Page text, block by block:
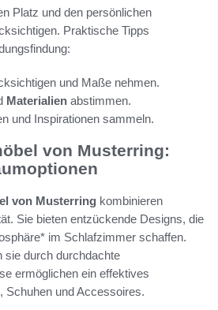
Platz und den persönlichen
Praktische Tipps
und Maße nehmen.
Materialien abstimmen.
und Inspirationen sammeln.
von Musterring:
von Musterring kombinieren
Sie bieten entzückende Designs, die
im Schlafzimmer schaffen.
sie durch durchdachte
ermöglichen ein effektives
Schuhen und Accessoires.